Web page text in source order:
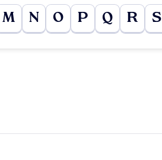
M N O P Q R S